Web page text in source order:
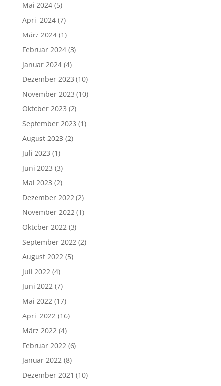
Mai 2024(5)
April 2024(7)
März 2024(1)
Februar 2024(3)
Januar 2024(4)
Dezember 2023 (10)
November 2023 (10)
Oktober 2023 (2)
September 2023 (1)
August 2023 (2)
Juli 2023 (1)
Juni 2023 (3)
Mai 2023 (2)
Dezember 2022(2)
November 2022(1)
Oktober 2022(3)
September 2022(2)
August 2022(5)
Juli 2022(4)
Juni 2022(7)
Mai 2022(17)
April 2022(16)
März 2022(4)
Februar 2022(6)
Januar 2022(8)
Dezember 2021 (10)